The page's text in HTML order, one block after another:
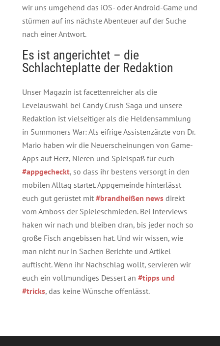
wir uns umgehend das iOS- oder Android-Game und
stürmen auf ins nächste Abenteuer auf der Suche
nach einer Antwort.
Es ist angerichtet – die
Schlachteplatte der Redaktion
Unser Magazin ist facettenreicher als die
Levelauswahl bei Candy Crush Saga und unsere
Redaktion ist vielseitiger als die Heldensammlung
in Summoners War: Als eifrige Assistenzärzte von Dr.
Mario haben wir die Neuerscheinungen von Game-
Apps auf Herz, Nieren und Spielspaß für euch
#appgecheckt, so dass ihr bestens versorgt in den
mobilen Alltag startet. Appgemeinde hinterlässt
euch gut gerüstet mit #brandheißen newsdirekt
vom Amboss der Spieleschmieden. Bei Interviews
haken wir nach und bleiben dran, bis jeder noch so
große Fisch angebissen hat. Und wir wissen, wie
man nicht nur in Sachen Berichte und Artikel
auftischt. Wenn ihr Nachschlag wollt, servieren wir
euch ein vollmundiges Dessert an #tipps und
#tricks, das keine Wünsche offenlässt.